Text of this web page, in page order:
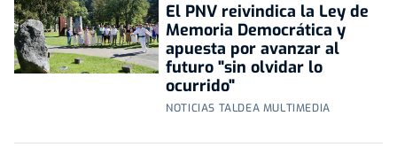
El PNV reivindica la Ley de
Memoria Democrática y
apuesta por avanzar al
futuro "sin olvidar lo
ocurrido"
NOTICIAS TALDEA MULTIMEDIA